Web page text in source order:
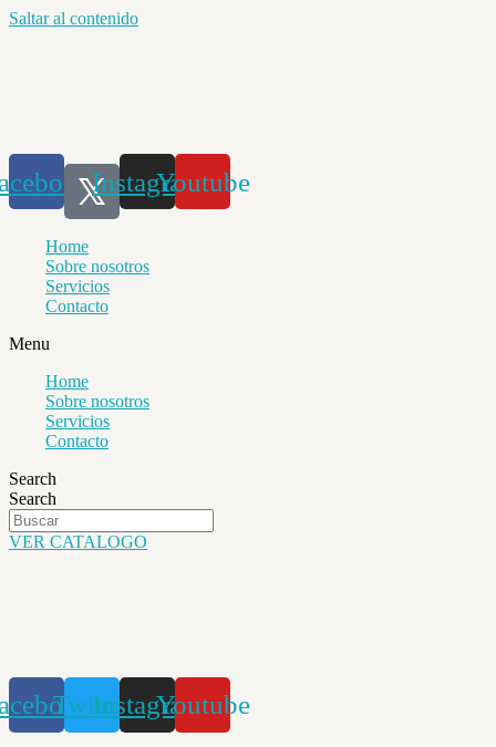
Saltar al contenido
InstagramYoutube
Home
Sobre nosotros
Servicios
Contacto
Menu
Home
Sobre nosotros
Servicios
Contacto
Search
Search
VER CATALOGO
TwitterInstagramYoutube